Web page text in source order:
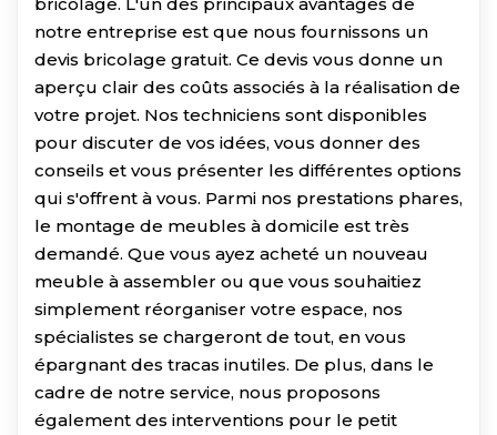
notre entreprise est que nous fournissons un
devis bricolage gratuit. Ce devis vous donne un
aperçu clair des coûts associés à la réalisation de
votre projet. Nos techniciens sont disponibles
pour discuter de vos idées, vous donner des
conseils et vous présenter les différentes options
qui s'offrent à vous. Parmi nos prestations phares,
le montage de meubles à domicile est très
demandé. Que vous ayez acheté un nouveau
meuble à assembler ou que vous souhaitiez
simplement réorganiser votre espace, nos
spécialistes se chargeront de tout, en vous
épargnant des tracas inutiles. De plus, dans le
cadre de notre service, nous proposons
également des interventions pour le petit